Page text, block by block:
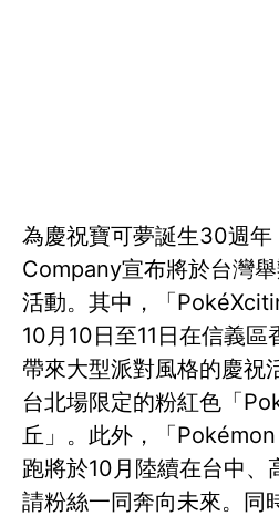
為慶祝寶可夢誕生30週
Company宣布將於台灣
活動。其中，「
10月10日至11日在信義區
帶來大型派對風格的慶祝
台北場限定的粉紅色「
丘」。此外，「
跑將於10月陸續在台中、
請粉絲一同奔向未來。同